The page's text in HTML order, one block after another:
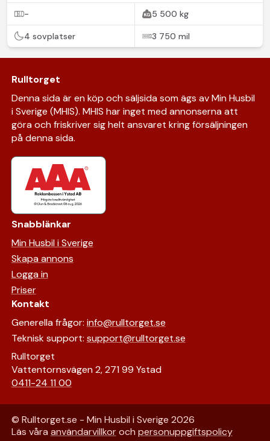
- 5 500 kg
4 sovplatser 3 750 mil
Rulltorget
Denna sida är en köp och säljsida som ägs av Min Husbil
i Sverige (MHIS). MHIS har inget med annonserna att
göra och friskriver sig helt ansvaret kring försäljningen
på denna sida.
Snabblänkar
Min Husbil i Sverige
Skapa annons
Logga in
Priser
Kontakt
Generella frågor: info@rulltorget.se
Teknisk support: support@rulltorget.se
Rulltorget
Vattentornsvägen 2, 271 99 Ystad
0411-24 11 00
© Rulltorget.se - Min Husbil i Sverige 2026
Läs våra användarvillkoroch personuppgiftspolicy